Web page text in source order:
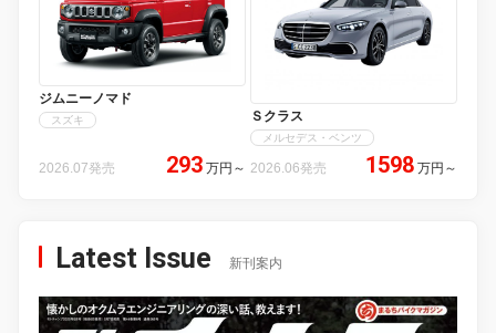
ジムニーノマド
スズキ
2026.07発売 293 万円 ～
Ｓクラス
メルセデス・ベンツ
2026.06発売 1598 万円 ～
Latest Issue 新刊案内